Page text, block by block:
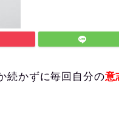
続かずに毎回自分の意